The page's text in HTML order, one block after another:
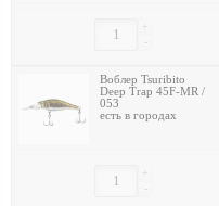
-
+
Воблер Tsuribito
Deep Trap 45F-MR /
053
есть в городах
-
+